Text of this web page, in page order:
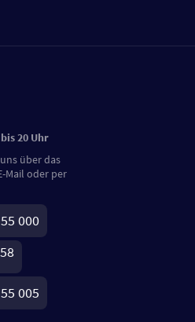
20 Uhr
über das
Mail oder per
000
005